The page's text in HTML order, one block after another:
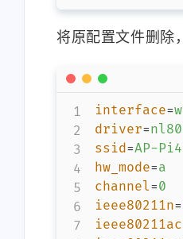
将原配置文件删除
interface=
driver=
ssid=AP-Pi4
hw_mode=a
channel=0
ieee80211n=
ieee80211ac